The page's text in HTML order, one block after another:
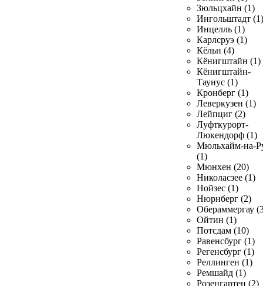
Зюльцхайн (1)
Ингольштадт (1)
Инцелль (1)
Карлсруэ (1)
Кёльн (4)
Кёнигштайн (1)
Кёнигштайн-
Таунус (1)
Кронберг (1)
Леверкузен (1)
Лейпциг (2)
Луфткурорт-
Люкендорф (1)
Мюльхайм-на-
(1)
Мюнхен (20)
Николасзее (1)
Нойзес (1)
Нюрнберг (2)
Обераммергау
Ойтин (1)
Потсдам (10)
Равенсбург (1)
Регенсбург (1)
Реллинген (1)
Ремшайд (1)
Розенгартен (2)